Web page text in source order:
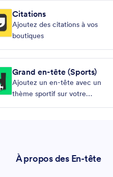
Citations
Ajoutez des citations à vos
boutiques
Grand en-tête (Sports)
Ajoutez un en-tête avec un
thème sportif sur votre
À propos des En-tête